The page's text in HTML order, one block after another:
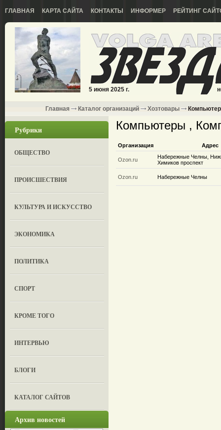
ГЛАВНАЯ КАРТА САЙТА КОНТАКТЫ ИНФОРМЕР РЕЙТИНГ
5 июня 2025 г.
Главная Каталог организаций Хозтовары
Рубрики
ОБЩЕСТВО
ПРОИСШЕСТВИЯ
КУЛЬТУРА И ИСКУССТВО
ЭКОНОМИКА
ПОЛИТИКА
СПОРТ
КРОМЕ ТОГО
ИНТЕРВЬЮ
БЛОГИ
КАТАЛОГ САЙТОВ
Архив новостей
Компьютеры ,
Организация Адрес
Ozon.ru
Набережные Челны,
Химиков проспект
Ozon.ru Набережные Челны